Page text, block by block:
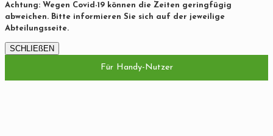
Achtung: Wegen Covid-19 können die Zeiten geringfügig
abweichen. Bitte informieren Sie sich auf der jeweilige
Abteilungsseite.
SCHLIEßEN
Für Handy-Nutzer